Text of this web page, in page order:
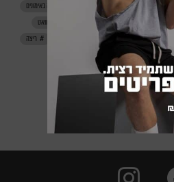
לפני אימון מאמן כושר אישי
מוטיבציה באימונים
נינג'ה ישראל סטריט וורקאוט
סקוואט
קורונה קליסטניקס
ריצה
facebook
instagram